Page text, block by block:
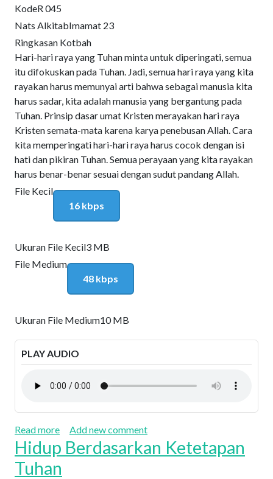
KodeR 045
Nats AlkitabImamat 23
Ringkasan Kotbah
Hari-hari raya yang Tuhan minta untuk diperingati, semua
itu difokuskan pada Tuhan. Jadi, semua hari raya yang kita
rayakan harus memunyai arti bahwa sebagai manusia kita
harus sadar, kita adalah manusia yang bergantung pada
Tuhan. Prinsip dasar umat Kristen merayakan hari raya
Kristen semata-mata karena karya penebusan Allah. Cara
kita memperingati hari-hari raya harus cocok dengan isi
hati dan pikiran Tuhan. Semua perayaan yang kita rayakan
harus benar-benar sesuai dengan sudut pandang Allah.
File Kecil
16 kbps
Ukuran File Kecil3 MB
File Medium
48 kbps
Ukuran File Medium10 MB
PLAY AUDIO
Read moreabout Prinsip Dasar Umat Allah Memperingati
Add new comment
Hidup Berdasarkan Ketetapan
Tuhan